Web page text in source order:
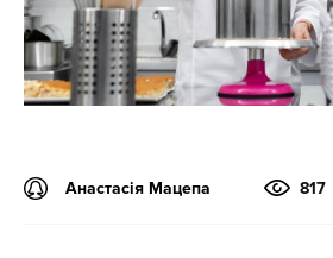
Анастасія Мацепа 817